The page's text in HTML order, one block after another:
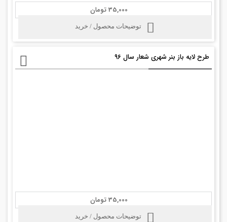
35,000 تومان
توضیحات محصول / خرید
طرح لایه باز بنر شهری شعار سال ۹۶
35,000 تومان
توضیحات محصول / خرید